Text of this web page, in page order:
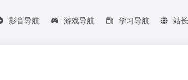
影音导航 游戏导航 学习导航 站